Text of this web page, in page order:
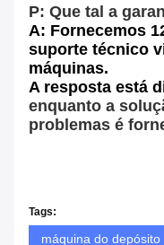
P: Que tal a
A: Fornecemos
suporte técnico
máquinas.
A resposta está
enquanto a
problemas é
Tags:
máquina do